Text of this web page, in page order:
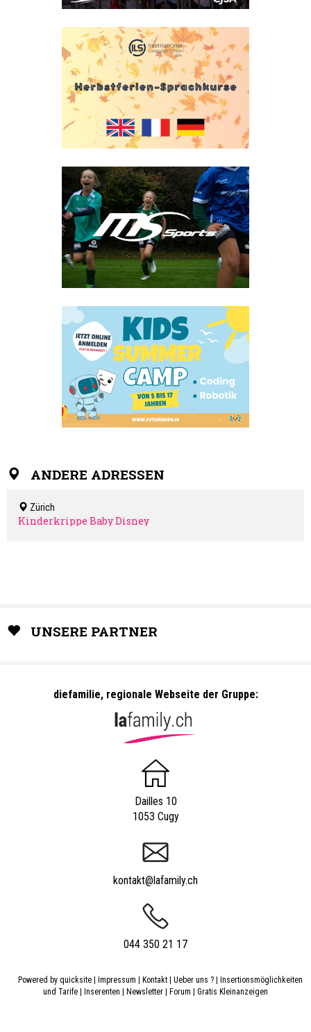
ANDERE ADRESSEN
Zürich
Kinderkrippe Baby Disney
UNSERE PARTNER
diefamilie, regionale Webseite der Gruppe:
Dailles 10
1053 Cugy
kontakt@lafamily.ch
044 350 21 17
Powered by quicksite Impressum Kontakt| Ueber uns ?|
Insertionsmöglichkeiten
und Tarife
Inserenten Newsletter Forum Gratis Kleinanzeigen